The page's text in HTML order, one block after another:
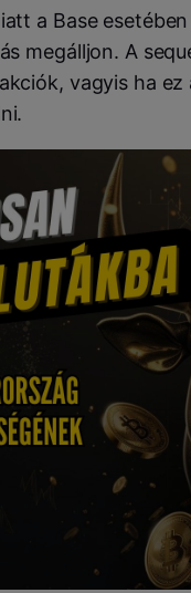
a Base
megálljon. A
vagyis ha ez